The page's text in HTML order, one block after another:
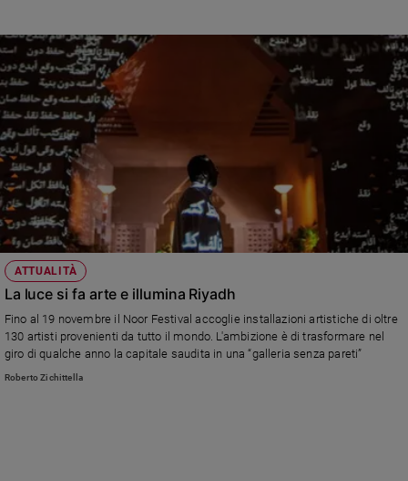
ATTUALITÀ
La luce si fa arte e illumina Riyadh
Fino al 19 novembre il Noor Festival accoglie installazioni artistiche di oltre
130 artisti provenienti da tutto il mondo. L'ambizione è di trasformare nel
giro di qualche anno la capitale saudita in una “galleria senza pareti”
Roberto Zichittella